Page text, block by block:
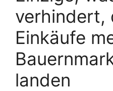
verhindert,
Einkäufe
landen